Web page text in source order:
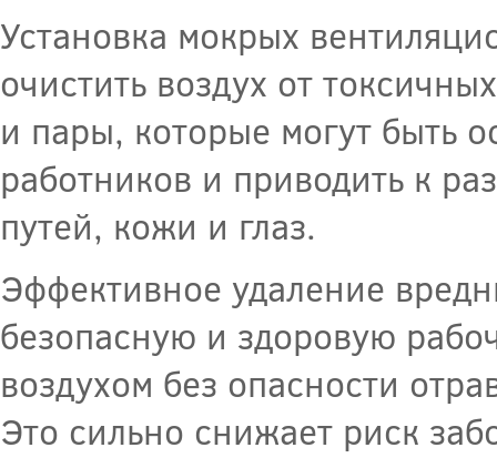
Установка мокрых
очистить воздух от
и пары, которые могут быть
работников и приводить к
путей, кожи и глаз.
Эффективное удаление
безопасную и здоровую
воздухом без опасности
Это сильно снижает риск